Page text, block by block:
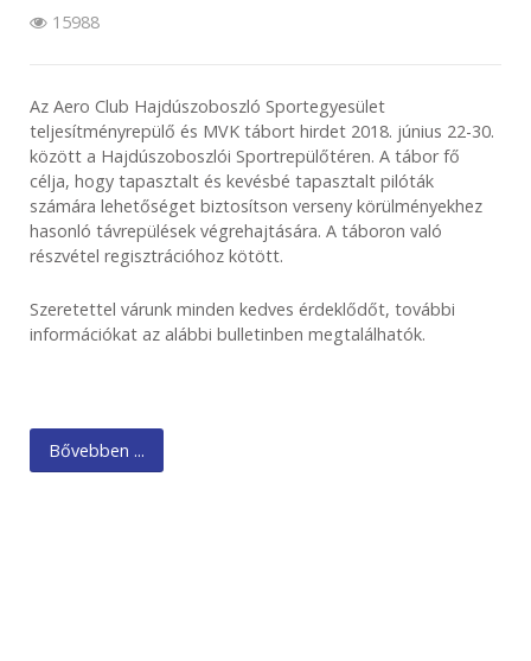
15988
Az Aero Club Hajdúszoboszló Sportegyesület
teljesítményrepülő és MVK tábort hirdet 2018. június 22-30.
között a Hajdúszoboszlói Sportrepülőtéren. A tábor fő
célja, hogy tapasztalt és kevésbé tapasztalt pilóták
számára lehetőséget biztosítson verseny körülményekhez
hasonló távrepülések végrehajtására. A táboron való
részvétel regisztrációhoz kötött.
Szeretettel várunk minden kedves érdeklődőt, további
információkat az alábbi bulletinben megtalálhatók.
Bővebben ...